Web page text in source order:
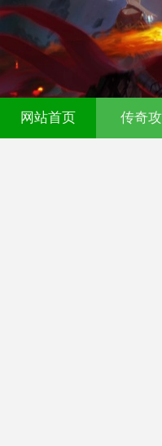
传奇发布网-今
网站首页 传奇